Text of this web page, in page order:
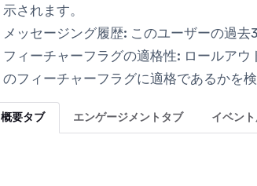
示されます。
メッセージング履歴: このユーザーの過去
フィーチャーフラグの適格性: ロールア
のフィーチャーフラグに適格であるかを検
概要タブ エンゲージメントタブ イベン